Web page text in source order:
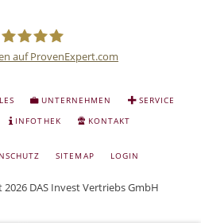
auf ProvenExpert.com
UNTERNEHMEN
SERVICE
INFOTHEK KONTAKT
SITEMAP LOGIN
DAS Invest Vertriebs GmbH